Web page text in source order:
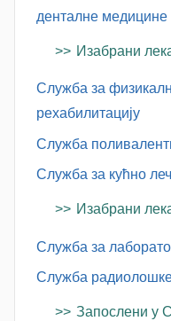
денталне медицине
Изабрани
Служба за
рехабилитацију
Служба
Служба за кућно
Изабрани
Служба за
Служба радиолошке
Запослени у